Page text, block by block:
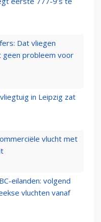
Dat vliegen
probleem voor
in Leipzig zat
vlucht met
eilanden: volgend
vluchten vanaf